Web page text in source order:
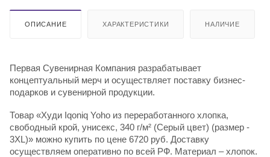
ОПИСАНИЕ ХАРАКТЕРИСТИКИ НАЛИЧИЕ
Первая Сувенирная Компания разрабатывает
концептуальный мерч и осуществляет поставку бизнес-
подарков и сувенирной продукции.
Товар «Худи Iqoniq Yoho из переработанного хлопка,
свободный крой, унисекс, 340 г/м² (Серый цвет) (размер -
3XL)» можно купить по цене 6720 руб. Доставку
осуществляем оперативно по всей РФ. Материал – хлопок.